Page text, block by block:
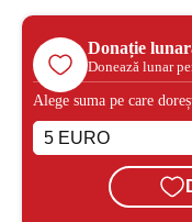
Donație
Donează lunar
Alege suma pe care